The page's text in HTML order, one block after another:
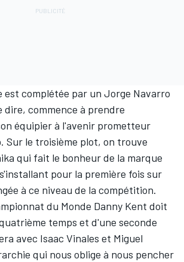
est complétée par un Jorge Navarro
commence à prendre
équipier à l'avenir prometteur
Sur le troisième plot, on trouve
qui fait le bonheur de la marque
pour la première fois sur
à ce niveau de la compétition.
du Monde Danny Kent doit
temps et d'une seconde
avec Isaac Vinales et Miguel
qui nous oblige à nous pencher